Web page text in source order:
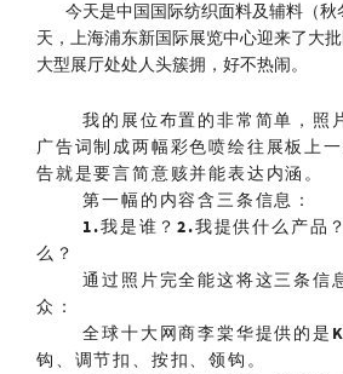
今天是中国国际纺织面料及辅料（秋
天，上海浦东新国际展览中心迎来了大
大型展厅处处人头簇拥，好不热闹。
我的展位布置的非常简单，照
广告词制成两幅彩色喷绘往展板上
告就是要言简意赅并能表达内涵。
第一幅的内容含三条信息：
1.我是谁？2.我提供什么产品
么？
通过照片完全能这将这三条信
众：
全球十大网商李棠华提供的是
钩、调节扣、按扣、领钩。